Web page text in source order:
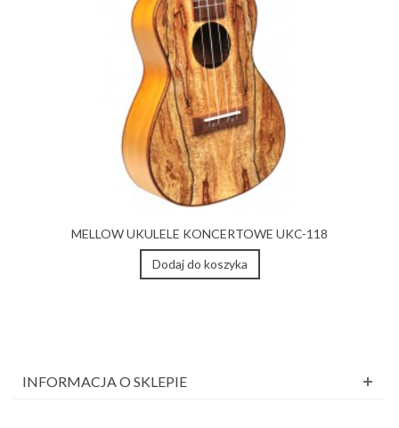
MELLOW UKULELE KONCERTOWE UKC-118
Dodaj do koszyka
INFORMACJA O SKLEPIE